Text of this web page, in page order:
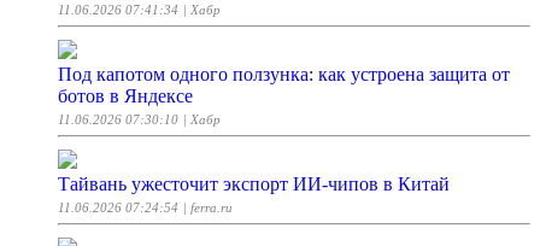
11.06.2026 07:41:34 | Хабр
Под капотом одного ползунка: как устроена защита от
ботов в Яндексе
11.06.2026 07:30:10 | Хабр
Тайвань ужесточит экспорт ИИ-чипов в Китай
11.06.2026 07:24:54 | ferra.ru